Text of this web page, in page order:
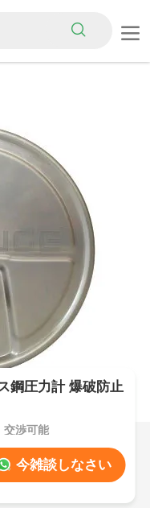
鋼圧力計 爆破防止
交渉可能
今雑談しなさい